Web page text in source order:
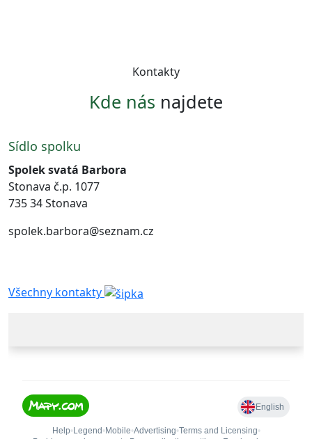
Kontakty
Kde nás najdete
Sídlo spolku
Spolek svatá Barbora
Stonava č.p. 1077
735 34 Stonava
spolek.barbora@seznam.cz
Všechny kontakty